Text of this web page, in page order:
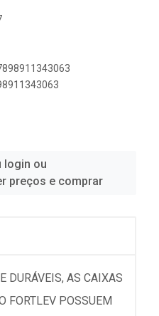
login ou
preços e comprar
DURÁVEIS, AS CAIXAS
FORTLEV POSSUEM